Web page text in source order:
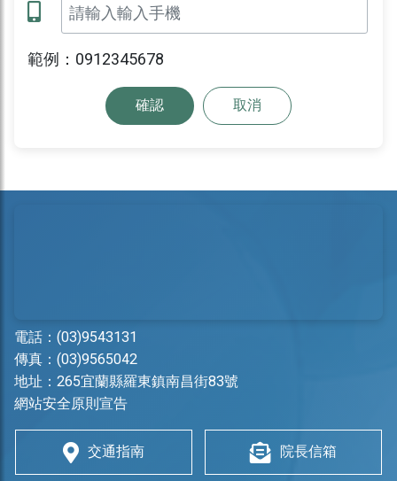
範例：0912345678
確認 取消
電話： (03)9543131
傳真：(03)9565042
地址： 265宜蘭縣羅東鎮南昌街83號
網站安全原則宣告
交通指南 院長信箱